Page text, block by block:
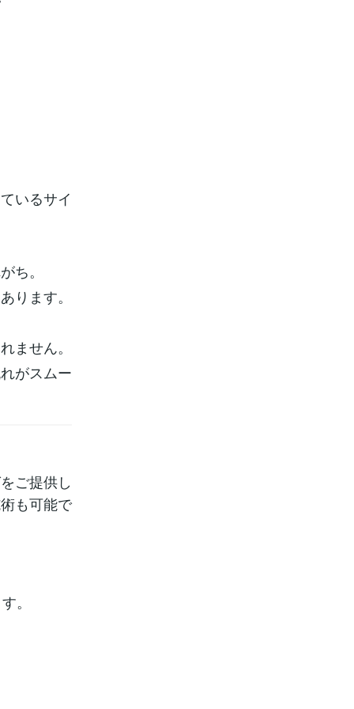
いるサイ
ち。
ります。
ません。
がスムー
ご提供し
も可能で
。